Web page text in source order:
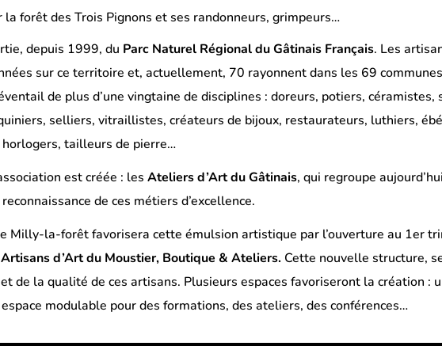
la forêt des Trois Pignons et ses randonneurs, grimpeurs…
depuis 1999, du Parc Naturel Régional du Gâtinais Français. Les
sur ce territoire et, actuellement, 70 rayonnent dans les 69
de plus d’une vingtaine de disciplines : doreurs, potiers,
selliers, vitraillistes, créateurs de bijoux, restaurateurs, luthiers,
horlogers, tailleurs de pierre…
est créée : lesAteliers d’Art du Gâtinais, qui regroupe
de ces métiers d’excellence.
Milly-la-forêt favorisera cette émulsion artistique par l’ouverture au 1er
Artisans d’Art du Moustier, Boutique & Ateliers. Cette nouvelle structure,
de la qualité de ces artisans. Plusieurs espaces favoriseront la création :
modulable pour des formations, des ateliers, des conférences…